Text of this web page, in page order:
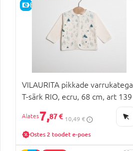
E-HIND
VILAURITA pikkade varrukatega
T-särk RIO, ecru, 68 cm, art 139
7,87 € 10,49 €
Ostes 2 toodet e-poes